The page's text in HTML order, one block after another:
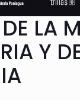
LA
Y